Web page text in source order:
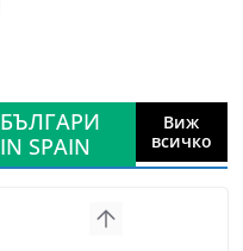
БЪЛГАРИ
IN SPAIN
Виж
всичко